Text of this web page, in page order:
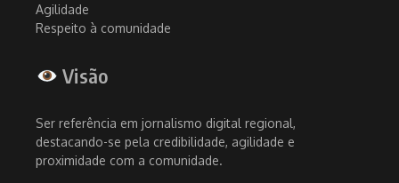
Agilidade
Respeito à comunidade
Visão
Ser referência em jornalismo digital regional,
destacando-se pela credibilidade, agilidade e
proximidade com a comunidade.